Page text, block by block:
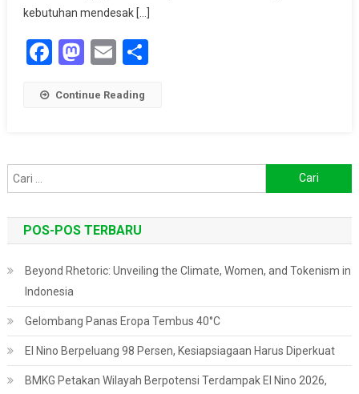
kebutuhan mendesak […]
Facebook
Mastodon
EmailShare
Continue Reading
untuk:
POS-POS TERBARU
Beyond Rhetoric: Unveiling the Climate, Women, and Tokenism in
Indonesia
Gelombang Panas Eropa Tembus 40°C
El Nino Berpeluang 98 Persen, Kesiapsiagaan Harus Diperkuat
BMKG Petakan Wilayah Berpotensi Terdampak El Nino 2026,